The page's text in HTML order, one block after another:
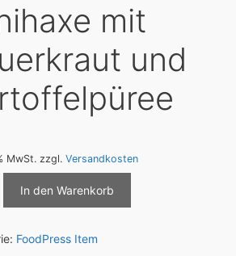
mit
und
MwSt. zzgl. Versandkosten
In den Warenkorb
FoodPress Item